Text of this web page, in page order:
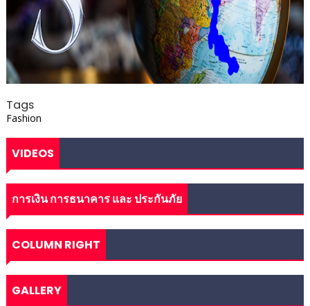
Tags
Fashion
VIDEOS
การเงิน การธนาคาร และ ประกันภัย
COLUMN RIGHT
GALLERY